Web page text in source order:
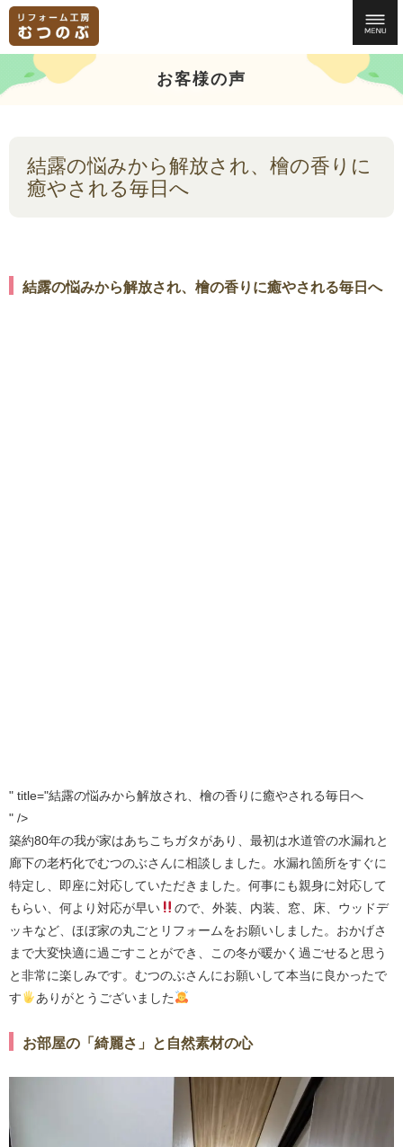
お客様の声
結露の悩みから解放され、檜の香りに
癒やされる毎日へ
結露の悩みから解放され、檜の香りに癒やされる毎日へ
" title="結露の悩みから解放され、檜の香りに癒やされる毎日へ
" />
築約80年の我が家はあちこちガタがあり、最初は水道管の水漏れと
廊下の老朽化でむつのぶさんに相談しました。水漏れ箇所をすぐに
特定し、即座に対応していただきました。何事にも親身に対応して
もらい、何より対応が早い
ので、外装、内装、窓、床、ウッドデ
ッキなど、ほぼ家の丸ごとリフォームをお願いしました。おかげさ
まで大変快適に過ごすことができ、この冬が暖かく過ごせると思う
と非常に楽しみです。むつのぶさんにお願いして本当に良かったで
す
ありがとうございました
お部屋の「綺麗さ」と自然素材の心